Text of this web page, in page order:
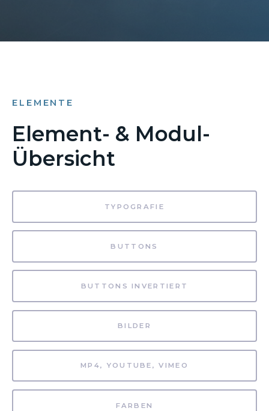
ELEMENTE
Element- & Modul-
Übersicht
TYPOGRAFIE
BUTTONS
BUTTONS INVERTIERT
BILDER
MP4, YOUTUBE, VIMEO
FARBEN